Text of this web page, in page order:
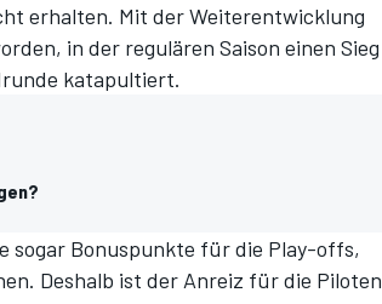
erhalten. Mit der Weiterentwicklung
in der regulären Saison einen Sieg
katapultiert.
sogar Bonuspunkte für die Play-offs,
Deshalb ist der Anreiz für die Piloten